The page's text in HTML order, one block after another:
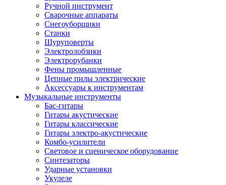
Ручной инструмент
Сварочные аппараты
Снегоуборщики
Станки
Шуруповерты
Электролобзики
Электрорубанки
Фены промышленные
Цепные пилы электрические
Аксессуары к инструментам
Музыкальные инструменты
Бас-гитары
Гитары акустические
Гитары классические
Гитары электро-акустические
Комбо-усилители
Световое и сценическое оборудование
Синтезаторы
Ударные установки
Укулеле